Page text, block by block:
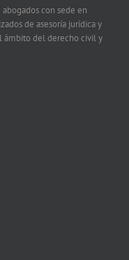
con sede en
de asesoría jurídica y
ámbito del derecho civil y